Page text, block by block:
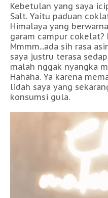
Kebetulan yang saya
Salt. Yaitu paduan
Himalaya yang
garam campur cokelat?
Mmmm...ada sih rasa
saya justru terasa
malah nggak nyangka
Hahaha. Ya karena
lidah saya yang
konsumsi gula.